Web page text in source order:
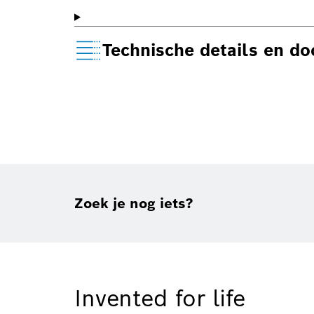
Technische details en
Zoek je nog iets?
Invented for life